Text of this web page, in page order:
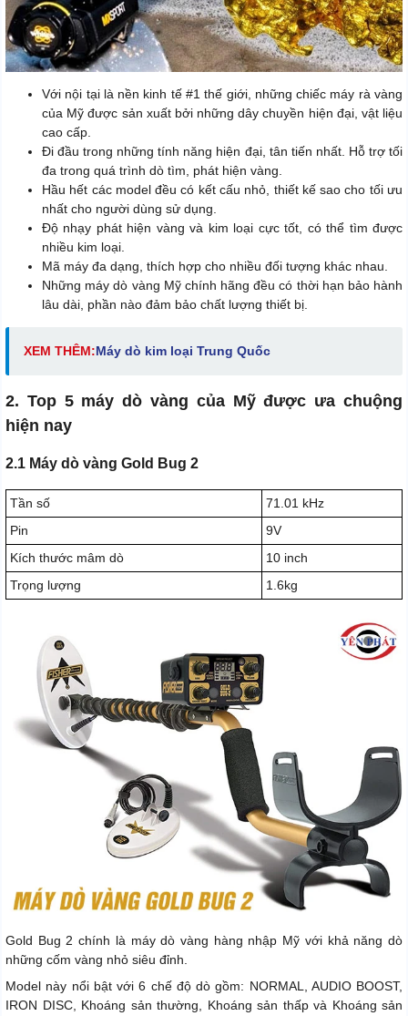
Với nội tại là nền kinh tế #1 thế giới, những chiếc máy rà vàng
của Mỹ được sản xuất bởi những dây chuyền hiện đại, vật liệu
cao cấp.
Đi đầu trong những tính năng hiện đại, tân tiến nhất. Hỗ trợ tối
đa trong quá trình dò tìm, phát hiện vàng.
Hầu hết các model đều có kết cấu nhỏ, thiết kế sao cho tối ưu
nhất cho người dùng sử dụng.
Độ nhạy phát hiện vàng và kim loại cực tốt, có thể tìm được
nhiều kim loại.
Mã máy đa dạng, thích hợp cho nhiều đối tượng khác nhau.
Những máy dò vàng Mỹ chính hãng đều có thời hạn bảo hành
lâu dài, phần nào đảm bảo chất lượng thiết bị.
XEM THÊM:Máy dò kim loại Trung Quốc
2. Top 5 máy dò vàng của Mỹ được ưa chuộng
hiện nay
2.1 Máy dò vàng Gold Bug 2
Tần số
71.01 kHz
Pin
9V
Kích thước mâm dò
10 inch
Trọng lượng
1.6kg
Gold Bug 2 chính là máy dò vàng hàng nhập Mỹ với khả năng dò
những cốm vàng nhỏ siêu đỉnh.
Model này nổi bật với 6 chế độ dò gồm: NORMAL, AUDIO BOOST,
IRON DISC, Khoáng sản thường, Khoáng sản thấp và Khoáng sản